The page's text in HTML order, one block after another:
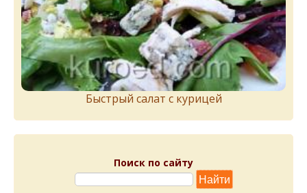
Быстрый салат с курицей
Поиск по сайту